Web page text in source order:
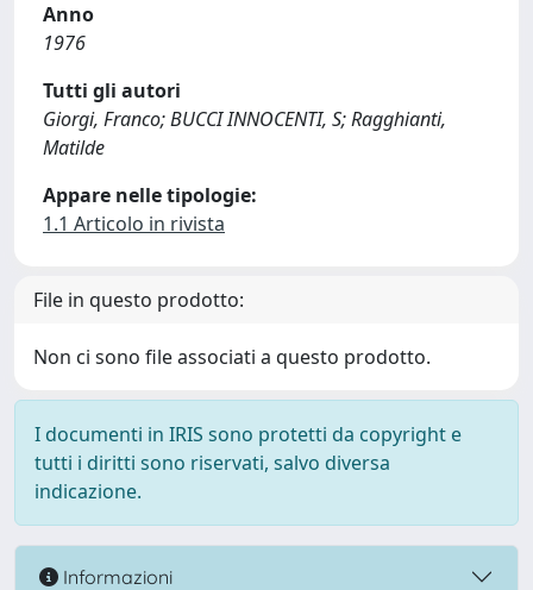
Anno
1976
Tutti gli autori
Giorgi, Franco; BUCCI INNOCENTI, S; Ragghianti,
Matilde
Appare nelle tipologie:
1.1 Articolo in rivista
File in questo prodotto:
Non ci sono file associati a questo prodotto.
I documenti in IRIS sono protetti da copyright e
tutti i diritti sono riservati, salvo diversa
indicazione.
Informazioni